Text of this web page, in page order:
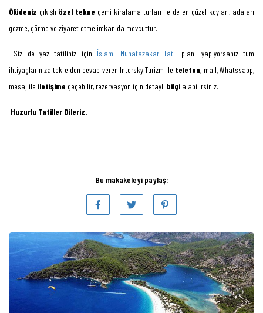
Ölüdeniz çıkışlı özel tekne gemi kiralama turları ile de en güzel koyları, adaları
gezme, görme ve ziyaret etme imkanıda mevcuttur.
Siz de yaz tatiliniz için İslami Muhafazakar Tatil planı yapıyorsanız tüm
ihtiyaçlarınıza tek elden cevap veren Intersky Turizm ile telefon, mail, Whatssapp,
mesaj ile iletişime geçebilir, rezervasyon için detaylı bilgi alabilirsiniz.
Huzurlu Tatiller Dileriz.
Bu makakeleyi paylaş: